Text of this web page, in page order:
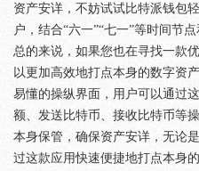
资产安详，不妨试试比特派钱包
户，结合“六一”“七一”等时间节
总的来说，如果您也在寻找一款
以更加高效地打点本身的数字资
易懂的操纵界面，用户可以通过
额、发送比特币、接收比特币等
本身保管，确保资产安详，无论
过这款应用快速便捷地打点本身